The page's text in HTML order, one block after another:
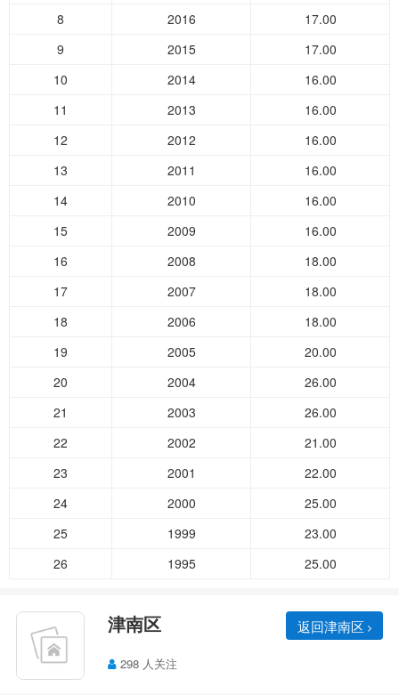
8
2016
17.00
9
2015
17.00
10
2014
16.00
11
2013
16.00
12
2012
16.00
13
2011
16.00
14
2010
16.00
15
2009
16.00
16
2008
18.00
17
2007
18.00
18
2006
18.00
19
2005
20.00
20
2004
26.00
21
2003
26.00
22
2002
21.00
23
2001
22.00
24
2000
25.00
25
1999
23.00
26
1995 25.00
津南区 返回津南区
298 人关注